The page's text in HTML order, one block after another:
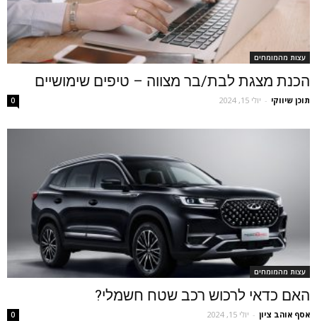
עצות מהמומחים
הכנת מצגת לבת/בר מצווה – טיפים שימושיים
תוכן שיווקי - יולי 15, 2024 0
עצות מהמומחים
האם כדאי לרכוש רכב שטח חשמלי?
אסף אוהב ציון - יולי 15, 2024 0